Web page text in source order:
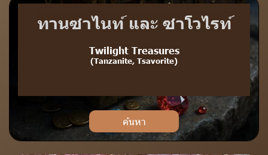
ทานซาไนท์ และ ซาโวไรท์
Twilight Treasures
(Tanzanite, Tsavorite)
ค้นหา